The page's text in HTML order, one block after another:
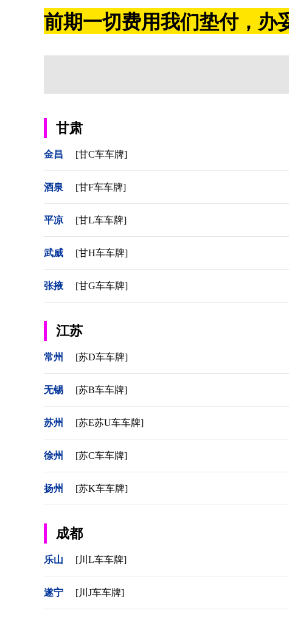
前期一切费用我们垫付，办
甘肃
金昌 [甘C车车牌]
酒泉 [甘F车车牌]
平凉 [甘L车车牌]
武威 [甘H车车牌]
张掖 [甘G车车牌]
江苏
常州 [苏D车车牌]
无锡 [苏B车车牌]
苏州 [苏E苏U车车牌]
徐州 [苏C车车牌]
扬州 [苏K车车牌]
成都
乐山 [川L车车牌]
遂宁 [川J车车牌]